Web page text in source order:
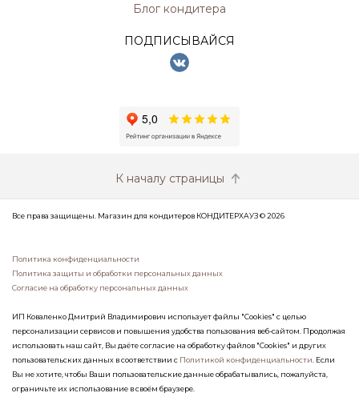
Блог кондитера
ПОДПИСЫВАЙСЯ
К началу страницы
Все права защищены. Магазин для кондитеров КОНДИТЕРХАУЗ © 2026
Политика конфиденциальности
Политика защиты и обработки персональных данных
Согласие на обработку персональных данных
ИП Коваленко Дмитрий Владимирович использует файлы "Cookies" с целью
персонализации сервисов и повышения удобства пользования веб-сайтом. Продолжая
использовать наш сайт, Вы даёте согласие на обработку файлов "Cookies" и других
пользовательских данных в соответствии с Политикой конфиденциальности . Если
Вы не хотите, чтобы Ваши пользовательские данные обрабатывались, пожалуйста,
ограничьте их использование в своём браузере.